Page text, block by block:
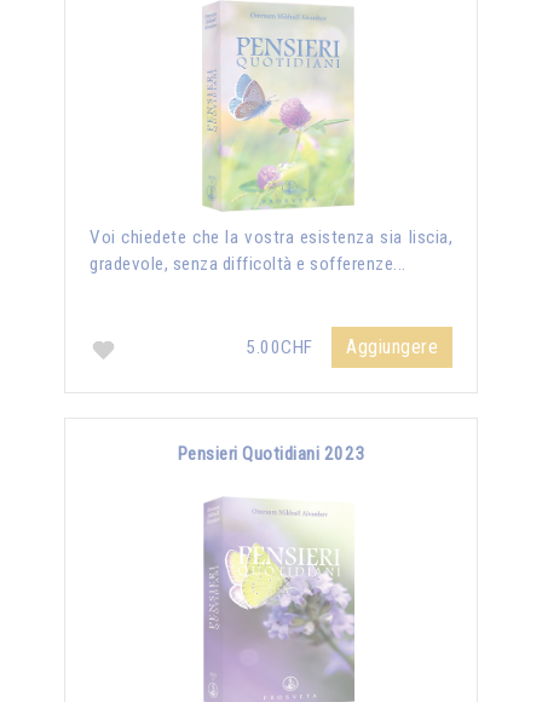
Voi chiedete che la vostra esistenza sia liscia,
gradevole, senza difficoltà e sofferenze...
5.00CHF Aggiungere
Pensieri Quotidiani 2023